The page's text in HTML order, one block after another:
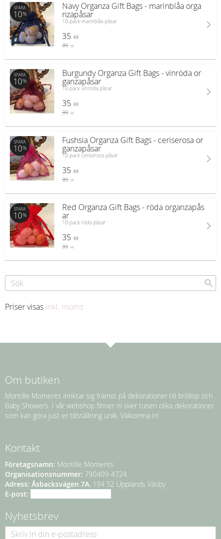
Navy Organza Gift Bags - marinblåa orga
nzapåsar
10-pack marinblåa påsar
35 KR
39 KR
SPARA
10%
Burgundy Organza Gift Bags - vinröda or
ganzapåsar
10-pack vinröda påsar
35 KR
39 KR
SPARA
10%
Fushsia Organza Gift Bags - ceriserosa or
ganzapåsar
10-pack ceriserosa påsar
35 KR
39 KR
SPARA
10%
Red Organza Gift Bags - röda organzapås
ar
10-pack röda påsar
35 KR
39 KR
SPARA
10%
Priser visas inkl. moms
Om butiken
Montille Moments inriktar sig främst på dekorationer till bröllop och
Baby Showers. I vår webshop finner ni över tusen olika dekorationer
som kan göra just er tillställning unik. Välkomna in!
Kontakt
Företagsnamn: Montille Moments
Organisationsnummer: 790409-4724
Adress: Åsbacksvägen 7A, 194 52 Upplands Väsby
E-post:
Nyhetsbrev